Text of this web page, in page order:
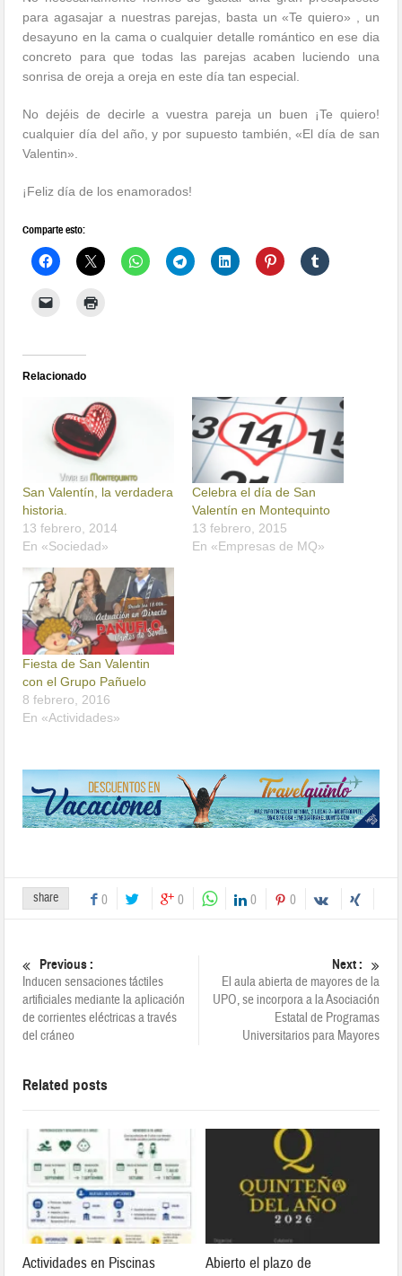
para agasajar a nuestras parejas, basta un «Te quiero» , un
desayuno en la cama o cualquier detalle romántico en ese dia
concreto para que todas las parejas acaben luciendo una
sonrisa de oreja a oreja en este día tan especial.
No dejéis de decirle a vuestra pareja un buen ¡Te quiero!
cualquier día del año, y por supuesto también, «El día de san
Valentin».
¡Feliz día de los enamorados!
Comparte esto:
Relacionado
San Valentín, la verdadera
historia.
13 febrero, 2014
En «Sociedad»
Celebra el día de San
Valentín en Montequinto
13 febrero, 2015
En «Empresas de MQ»
Fiesta de San Valentin
con el Grupo Pañuelo
8 febrero, 2016
En «Actividades»
share 0 0 0 0
Previous :
Inducen sensaciones táctiles
artificiales mediante la aplicación
de corrientes eléctricas a través
del cráneo
Next :
El aula abierta de mayores de la
UPO, se incorpora a la Asociación
Estatal de Programas
Universitarios para Mayores
Related posts
Actividades en Piscinas
Abierto el plazo de